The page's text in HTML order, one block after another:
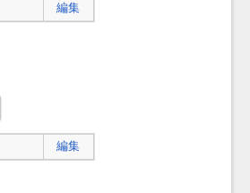
編集
編集